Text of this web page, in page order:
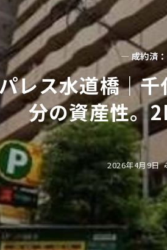
— 成約済
レス水道橋｜
分の資産性。
2026年4月9日